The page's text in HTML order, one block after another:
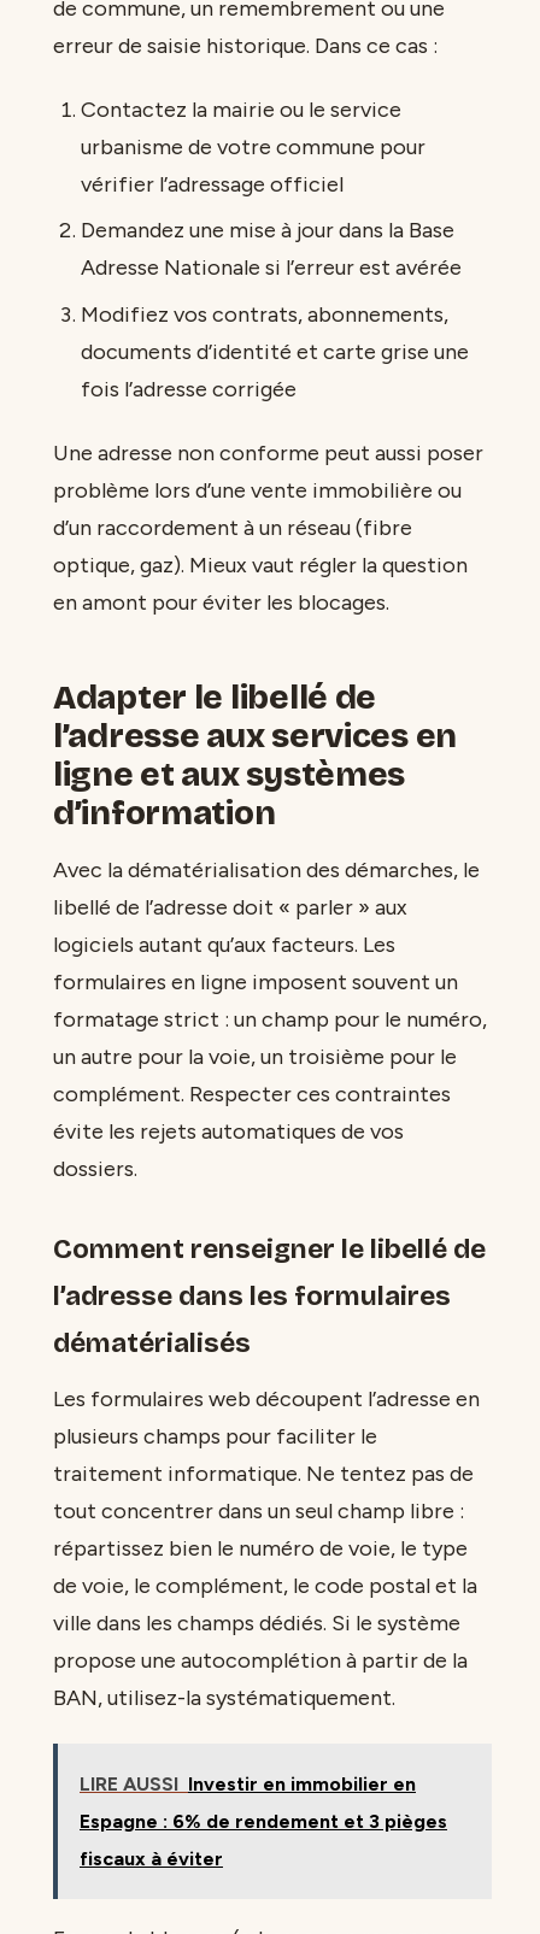
de commune, un remembrement ou une
erreur de saisie historique. Dans ce cas :
Contactez la mairie ou le service
urbanisme de votre commune pour
vérifier l’adressage officiel
Demandez une mise à jour dans la Base
Adresse Nationale si l’erreur est avérée
Modifiez vos contrats, abonnements,
documents d’identité et carte grise une
fois l’adresse corrigée
Une adresse non conforme peut aussi poser
problème lors d’une vente immobilière ou
d’un raccordement à un réseau (fibre
optique, gaz). Mieux vaut régler la question
en amont pour éviter les blocages.
Adapter le libellé de
l’adresse aux services en
ligne et aux systèmes
d’information
Avec la dématérialisation des démarches, le
libellé de l’adresse doit « parler » aux
logiciels autant qu’aux facteurs. Les
formulaires en ligne imposent souvent un
formatage strict : un champ pour le numéro,
un autre pour la voie, un troisième pour le
complément. Respecter ces contraintes
évite les rejets automatiques de vos
dossiers.
Comment renseigner le libellé de
l’adresse dans les formulaires
dématérialisés
Les formulaires web découpent l’adresse en
plusieurs champs pour faciliter le
traitement informatique. Ne tentez pas de
tout concentrer dans un seul champ libre :
répartissez bien le numéro de voie, le type
de voie, le complément, le code postal et la
ville dans les champs dédiés. Si le système
propose une autocomplétion à partir de la
BAN, utilisez-la systématiquement.
LIRE AUSSI Investir en immobilier en
Espagne : 6% de rendement et 3 pièges
fiscaux à éviter